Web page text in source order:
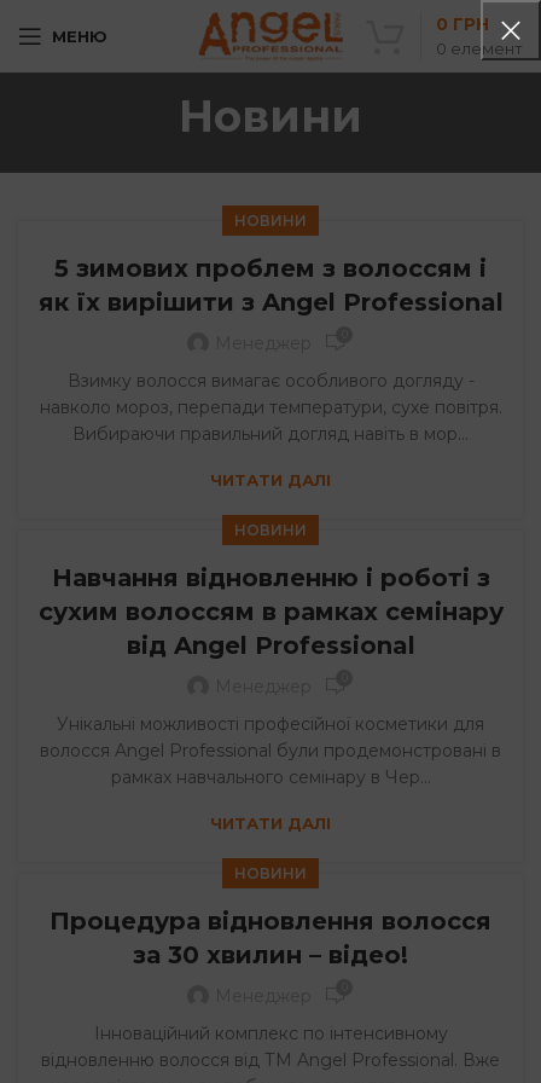
МЕНЮ
0 елемент
0 ГРН
Новини
НОВИНИ
5 зимових проблем з волоссям і
як їх вирішити з Angel Professional
Взимку волосся вимагає особливого догляду -
навколо мороз, перепади температури, сухе повітря.
Вибираючи правильний догляд навіть в мор...
ЧИТАТИ ДАЛІ
НОВИНИ
Навчання відновленню і роботі з
сухим волоссям в рамках семінару
від Angel Professional
Унікальні можливості професійної косметики для
волосся Angel Professional були продемонстровані в
рамках навчального семінару в Чер...
ЧИТАТИ ДАЛІ
НОВИНИ
Процедура відновлення волосся
за 30 хвилин – відео!
Інноваційний комплекс по інтенсивному
відновленню волосся від ТМ Angel Professional. Вже